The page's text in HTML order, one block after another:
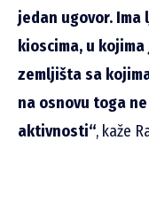
jedan ugovor.
kioscima, u
zemljišta sa
na osnovu toga
aktivnosti“, kaže